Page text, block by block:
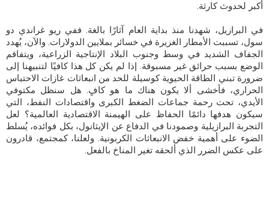
أكبر لحدوث كارثة.
في البرازيل، شهدنا منذ بداية العام آثارًا بالغة. ففي ريو غراندي دو
سول، تسببت الأمطار الغزيرة في خسائر بملايين الدولارات. والآن، يُهدد
الجفاف الشديد في وسط وجنوب البلاد الإنتاجية الزراعية، ويتفاقم
الوضع بسبب حرائق غير مسبوقة. إذا لم يكن كل هذا كافيًا لتنبيهنا إلى
ضرورة تبني الطاقة الحيوية كوسيلة للحد من انبعاثات غازات الاحتباس
الحراري، فأخشى ألا يكون هناك ما هو كافٍ. هل سنظل مكتوفي
الأيدي، تحت رحمة جماعات الضغط الكبرى واقتصادات النفط، التي
سيكون هدفها دائمًا الحفاظ على الهيمنة الاقتصادية العالمية؟ لعل
التجربة البرازيلية وصمودنا في الدفاع عن الإيثانول، بكل فوائده، يُسلط
الضوء على أهمية خفض الانبعاثات الكربونية. ولعلنا، كمجتمع، قادرون
على عكس الضرر الذي ألحقه تغير المناخ بالفعل.